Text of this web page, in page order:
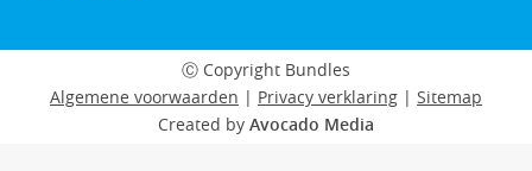
Ⓒ Copyright Bundles
Algemene voorwaarden | Privacy verklaring | Sitemap
Created by Avocado Media